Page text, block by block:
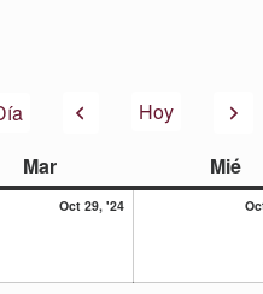
AnteriorHoy
Marmartes Mié
Oct 29, '2429